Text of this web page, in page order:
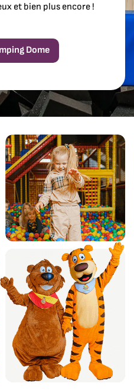
et bien plus encore !
Dome